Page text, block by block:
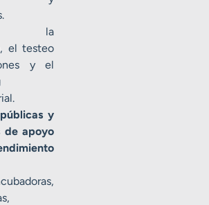
la
el testeo
y el
y
de apoyo